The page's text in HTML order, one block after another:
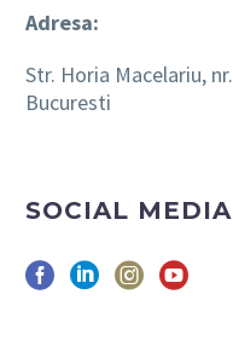
Adresa:
Str. Horia Macelariu,
Bucuresti
SOCIAL MEDIA